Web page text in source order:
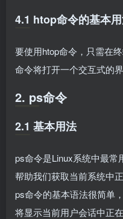
4.1 htop命令的基本
要使用htop命令，只需在
命令将打开一个交互式的
2. ps命令
2.1 基本用法
ps命令是Linux系统中最常
帮助我们获取当前系统中
ps命令的基本语法很简单
将显示当前用户会话中正